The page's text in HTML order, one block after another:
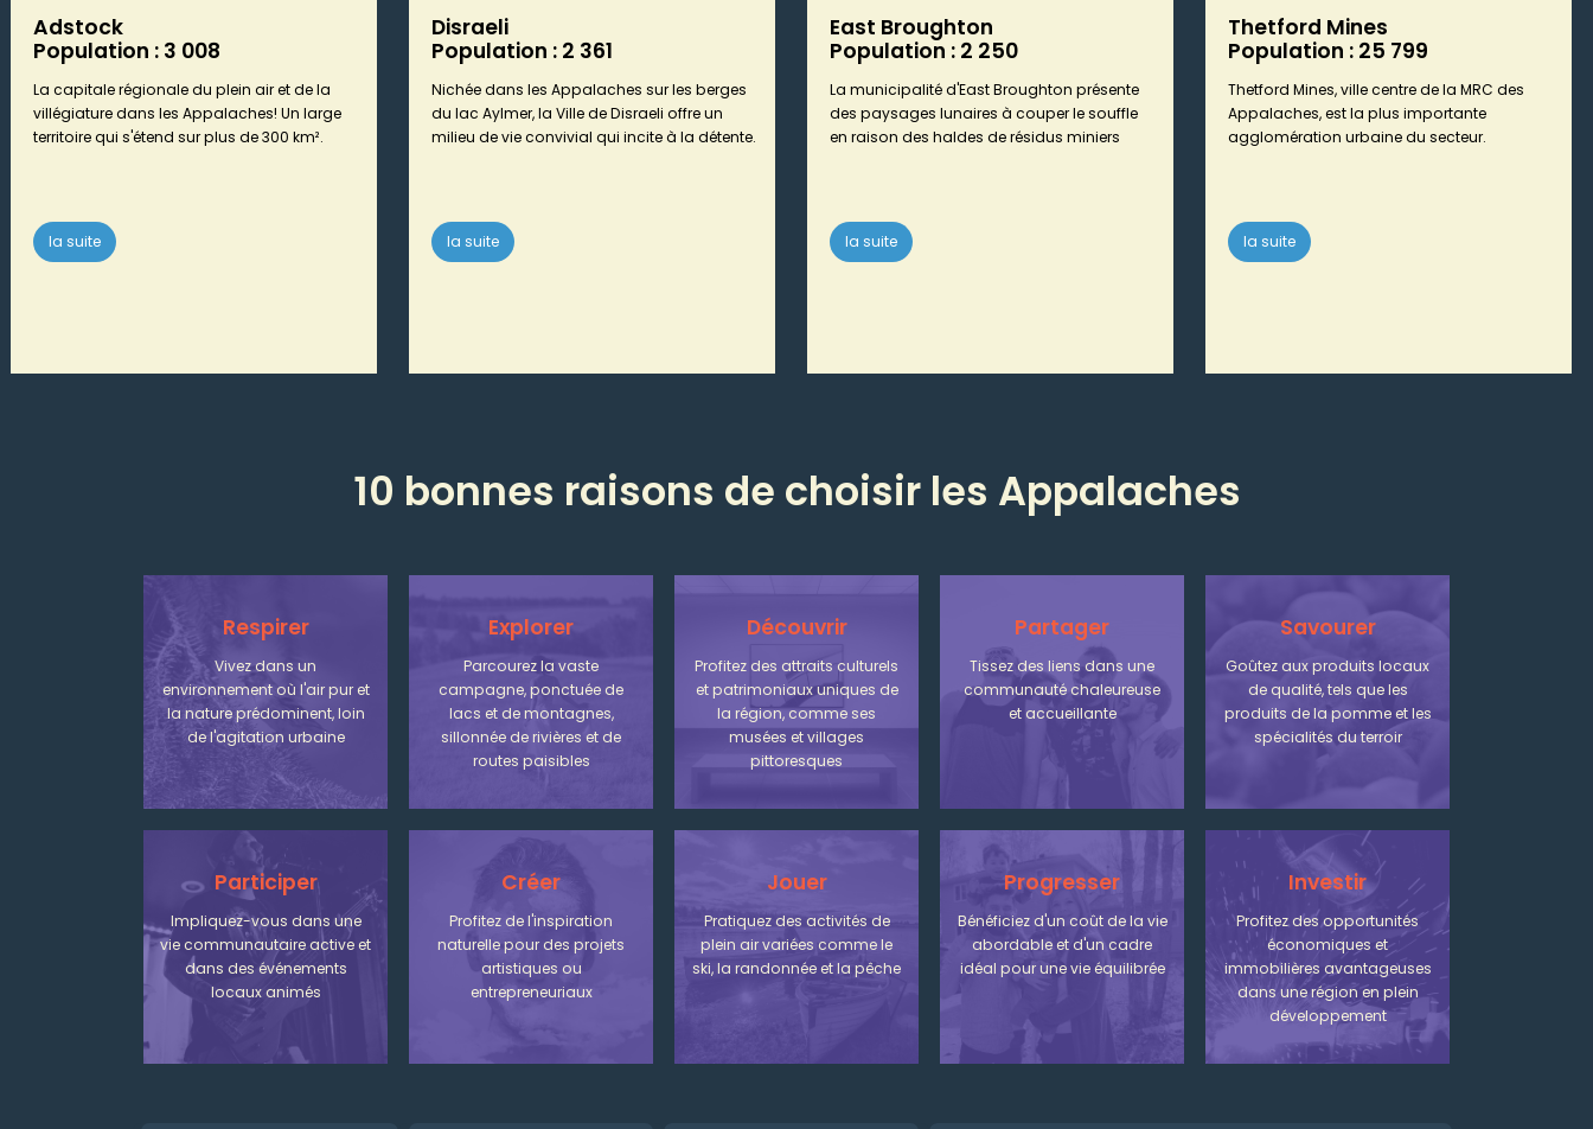
Adstock
Population : 3 008
La capitale régionale du plein air et de la
villégiature dans les Appalaches! Un large
territoire qui s'étend sur plus de 300 km².
la suite
Disraeli
Population : 2 361
Nichée dans les Appalaches sur les berges
du lac Aylmer, la Ville de Disraeli offre un
milieu de vie convivial qui incite à la détente.
la suite
East Broughton
Population : 2 250
La municipalité d'East Broughton présente
des paysages lunaires à couper le souffle
en raison des haldes de résidus miniers
la suite
Thetford Mines
Population : 25 799
Thetford Mines, ville centre de la MRC des
Appalaches, est la plus importante
agglomération urbaine du secteur.
la suite
10 bonnes raisons de choisir les Appalaches
Respirer
Vivez dans un
environnement où l'air pur et
la nature prédominent, loin
de l'agitation urbaine
Explorer
Parcourez la vaste
campagne, ponctuée de
lacs et de montagnes,
sillonnée de rivières et de
routes paisibles
Découvrir
Profitez des attraits culturels
et patrimoniaux uniques de
la région, comme ses
musées et villages
pittoresques
Partager
Tissez des liens dans une
communauté chaleureuse
et accueillante
Savourer
Goûtez aux produits locaux
de qualité, tels que les
produits de la pomme et les
spécialités du terroir
Participer
Impliquez-vous dans une
vie communautaire active et
dans des événements
locaux animés
Créer
Profitez de l'inspiration
naturelle pour des projets
artistiques ou
entrepreneuriaux
Jouer
Pratiquez des activités de
plein air variées comme le
ski, la randonnée et la pêche
Progresser
Bénéficiez d'un coût de la vie
abordable et d'un cadre
idéal pour une vie équilibrée
Investir
Profitez des opportunités
économiques et
immobilières avantageuses
dans une région en plein
développement